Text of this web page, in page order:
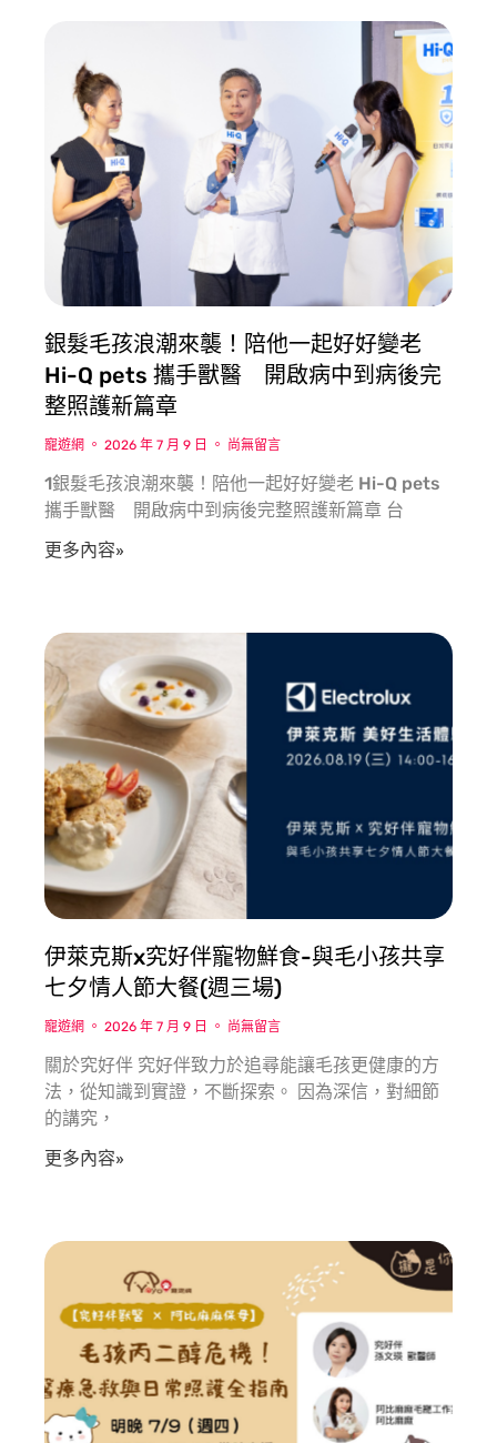
銀髮毛孩浪潮來襲！陪他一起好好變老
Hi-Q pets 攜手獸醫 開啟病中到病後完
整照護新篇章
寵遊網 2026 年 7 月 9 日 尚無留言
1銀髮毛孩浪潮來襲！陪他一起好好變老 Hi-Q pets
攜手獸醫 開啟病中到病後完整照護新篇章 台
更多內容»
伊萊克斯x究好伴寵物鮮食-與毛小孩共享
七夕情人節大餐(週三場)
寵遊網 2026 年 7 月 9 日 尚無留言
關於究好伴 究好伴致力於追尋能讓毛孩更健康的方
法，從知識到實證，不斷探索。 因為深信，對細節
的講究，
更多內容»